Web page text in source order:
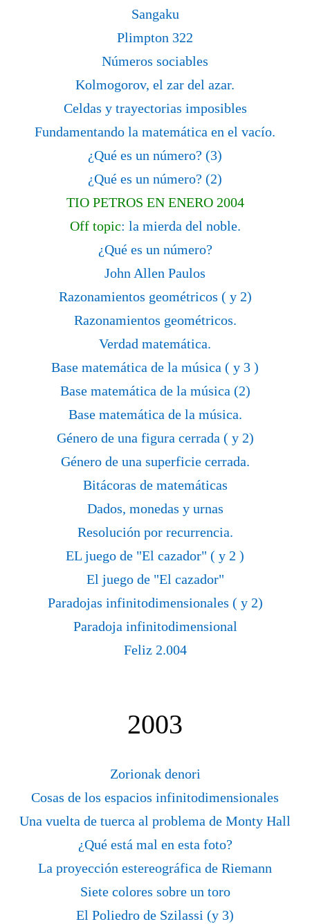
Sangaku
Plimpton 322
Números sociables
Kolmogorov, el zar del azar.
Celdas y trayectorias imposibles
Fundamentando la matemática en el vacío.
¿Qué es un número? (3)
¿Qué es un número? (2)
TIO PETROS EN ENERO 2004
Off topic: la mierda del noble.
¿Qué es un número?
John Allen Paulos
Razonamientos geométricos ( y 2)
Razonamientos geométricos.
Verdad matemática.
Base matemática de la música ( y 3 )
Base matemática de la música (2)
Base matemática de la música.
Género de una figura cerrada ( y 2)
Género de una superficie cerrada.
Bitácoras de matemáticas
Dados, monedas y urnas
Resolución por recurrencia.
EL juego de "El cazador" ( y 2 )
El juego de "El cazador"
Paradojas infinitodimensionales ( y 2)
Paradoja infinitodimensional
Feliz 2.004
2003
Zorionak denori
Cosas de los espacios infinitodimensionales
Una vuelta de tuerca al problema de Monty Hall
¿Qué está mal en esta foto?
La proyección estereográfica de Riemann
Siete colores sobre un toro
El Poliedro de Szilassi (y 3)